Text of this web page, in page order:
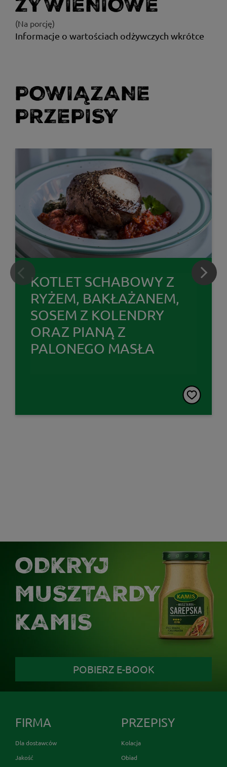
ŻYWIENIOWE
(Na porcję)
Informacje o wartościach odżywczych wkrótce
POWIĄZANE
PRZEPISY
KOTLET SCHABOWY Z
RYŻEM, BAKŁAŻANEM,
SOSEM Z KOLENDRY
ORAZ PIANĄ Z
PALONEGO MASŁA
ODKRYJ
MUSZTARDY
KAMIS
POBIERZ E-BOOK
FIRMA
Dla dostawców
Jakość
PRZEPISY
Kolacja
Obiad